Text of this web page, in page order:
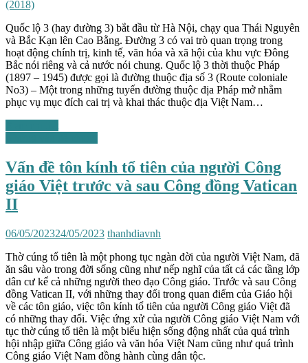
(2018)
Quốc lộ 3 (hay đường 3) bắt đầu từ Hà Nội, chạy qua Thái Nguyên
và Bắc Kạn lên Cao Bằng. Đường 3 có vai trò quan trọng trong
hoạt động chính trị, kinh tế, văn hóa và xã hội của khu vực Đông
Bắc nói riêng và cả nước nói chung. Quốc lộ 3 thời thuộc Pháp
(1897 – 1945) được gọi là đường thuộc địa số 3 (Route coloniale
No3) – Một trong những tuyến đường thuộc địa Pháp mở nhằm
phục vụ mục đích cai trị và khai thác thuộc địa Việt Nam…
Vấn đề tôn kính tổ tiên của người Công
giáo Việt trước và sau Công đồng Vatican
II
06/05/202324/05/2023 thanhdiavnh
Thờ cúng tổ tiên là một phong tục ngàn đời của người Việt Nam, đã
ăn sâu vào trong đời sống cũng như nếp nghĩ của tất cả các tầng lớp
dân cư kể cả những người theo đạo Công giáo. Trước và sau Công
đồng Vatican II, với những thay đổi trong quan điểm của Giáo hội
về các tôn giáo, việc tôn kính tổ tiên của người Công giáo Việt đã
có những thay đổi. Việc ứng xử của người Công giáo Việt Nam với
tục thờ cúng tổ tiên là một biểu hiện sống động nhất của quá trình
hội nhập giữa Công giáo và văn hóa Việt Nam cũng như quá trình
Công giáo Việt Nam đồng hành cùng dân tộc.